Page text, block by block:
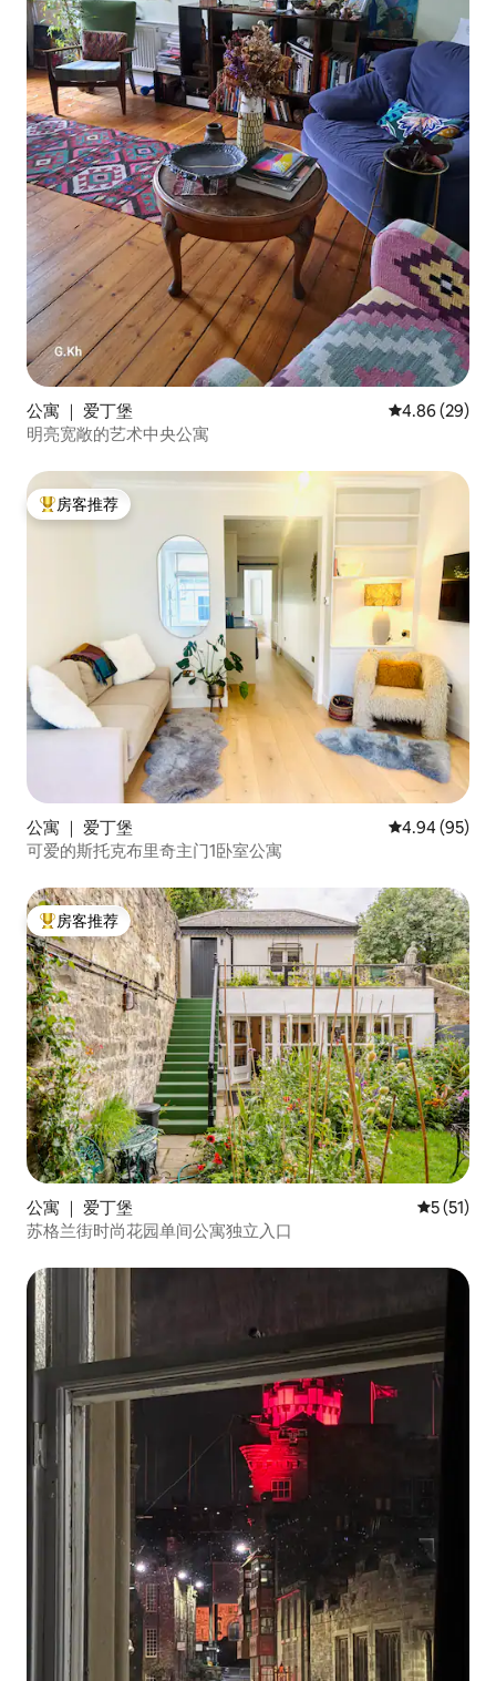
公寓 ｜ 爱丁堡 平均评分 4.86
4.86 (29)
明亮宽敞的艺术中央公寓
热门「房客推荐」
房客推荐
公寓 ｜ 爱丁堡 平均评分 4.94
4.94 (95)
可爱的斯托克布里奇主门1卧室公寓
热门「房客推荐」
房客推荐
公寓 ｜ 爱丁堡 平均评分
5 (51)
苏格兰街时尚花园单间公寓独立入口